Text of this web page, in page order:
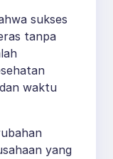
sukses
tanpa
waktu
yang